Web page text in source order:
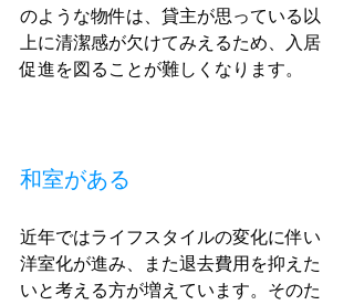
のような物件は、貸主が思っている以
上に清潔感が欠けてみえるため、入居
促進を図ることが難しくなります。
和室がある
近年ではライフスタイルの変化に伴い
洋室化が進み、また退去費用を抑えた
いと考える方が増えています。そのた